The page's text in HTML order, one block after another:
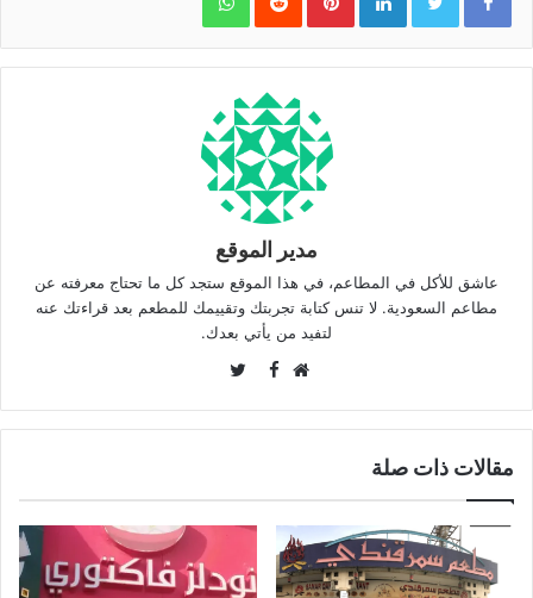
مدير الموقع
عاشق للأكل في المطاعم، في هذا الموقع ستجد كل ما تحتاج معرفته عن
مطاعم السعودية. لا تنس كتابة تجربتك وتقييمك للمطعم بعد قراءتك عنه
لتفيد من يأتي بعدك.
Facebook
مقالات ذات صلة